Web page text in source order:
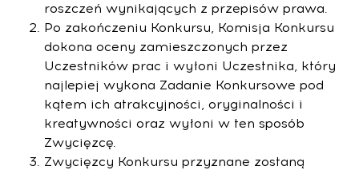
roszczeń wynikających z przepisów prawa.
Po zakończeniu Konkursu, Komisja Konkursu
dokona oceny zamieszczonych przez
Uczestników prac i wyłoni Uczestnika, który
najlepiej wykona Zadanie Konkursowe pod
kątem ich atrakcyjności, oryginalności i
kreatywności oraz wyłoni w ten sposób
Zwycięzcę.
Zwycięzcy Konkursu przyznane zostaną